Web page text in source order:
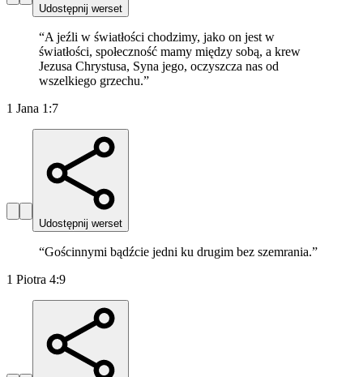
Udostępnij werset
“A jeźli w światłości chodzimy, jako on jest w
światłości, społeczność mamy między sobą, a krew
Jezusa Chrystusa, Syna jego, oczyszcza nas od
wszelkiego grzechu.”
1 Jana 1:7
Udostępnij werset
“Gościnnymi bądźcie jedni ku drugim bez szemrania.”
1 Piotra 4:9